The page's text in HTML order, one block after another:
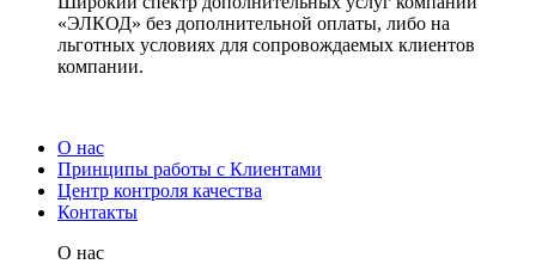
«ЭЛКОД» без дополнительной оплаты, либо на
льготных условиях для сопровождаемых клиентов
компании.
О нас
Принципы работы с Клиентами
Центр контроля качества
Контакты
О нас